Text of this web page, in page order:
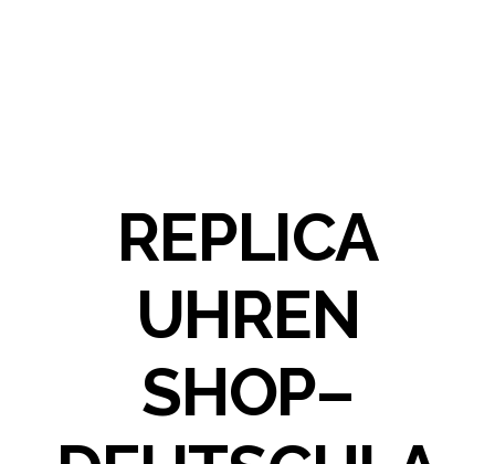
REPLICA
UHREN
SHOP–